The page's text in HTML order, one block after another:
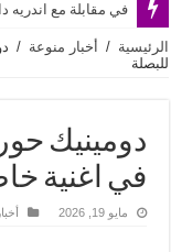
في مقابلة مع
الرئيسية / أخبار منوعة /
للبصلة
دومينيك
في اغنية
مايو 19, 2026